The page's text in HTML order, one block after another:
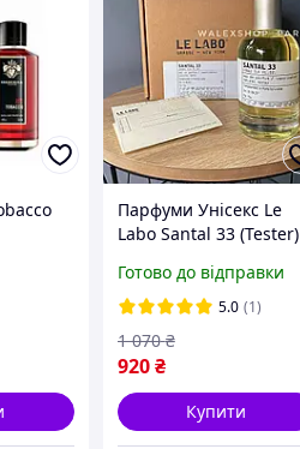
Парфуми Унісекс Le
Labo Santal 33 (Tester)
33 (Тестер) 100 мл
Готово до відправки
5.0 (1)
920 ₴
1 070 ₴
Купити